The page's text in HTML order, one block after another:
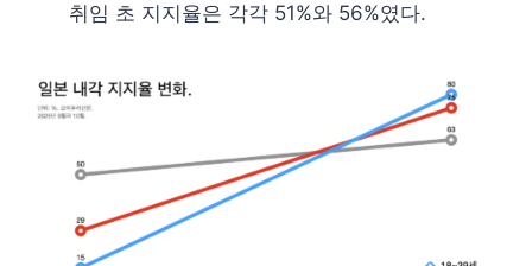
취임 초 지지율은 각각 51%와 56%였다.